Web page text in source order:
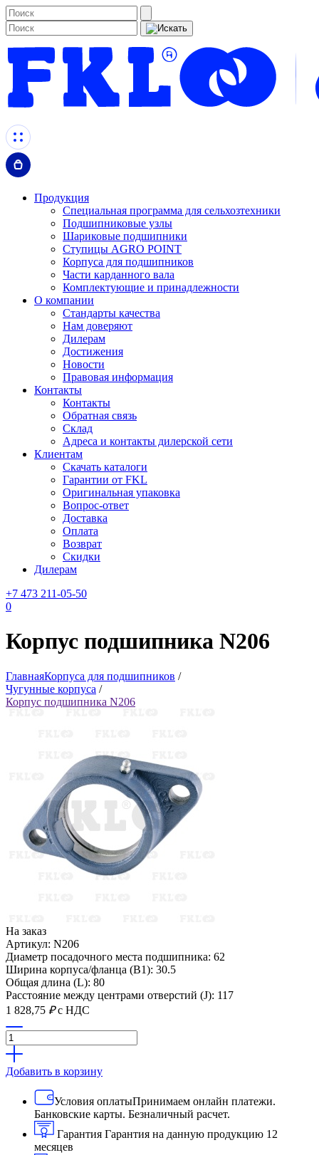
Продукция
Специальная программа для сельхозтехники
Подшипниковые узлы
Шариковые подшипники
Ступицы AGRO POINT
Корпуса для подшипников
Части карданного вала
Комплектующие и принадлежности
О компании
Стандарты качества
Нам доверяют
Дилерам
Достижения
Новости
Правовая информация
Контакты
Контакты
Обратная связь
Склад
Адреса и контакты дилерской сети
Клиентам
Скачать каталоги
Гарантии от FKL
Оригинальная упаковка
Вопрос-ответ
Доставка
Оплата
Возврат
Скидки
Дилерам
+7 473 211-05-50
0
Корпус подшипника N206
ГлавнаяКорпуса для подшипников /
Чугунные корпуса /
Корпус подшипника N206
На заказ
Артикул: N206
Диаметр посадочного места подшипника: 62
Ширина корпуса/фланца (B1): 30.5
Общая длина (L): 80
Расстояние между центрами отверстий (J): 117
1 828,75 ₽ с НДС
Добавить в корзину
Условия оплатыПринимаем онлайн платежи.
Банковские карты. Безналичный расчет.
Гарантия Гарантия на данную продукцию 12
месяцев